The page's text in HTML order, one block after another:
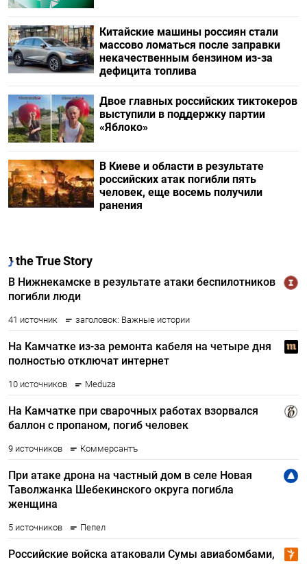
Китайские машины россиян стали
массово ломаться после заправки
некачественным бензином из-за
дефицита топлива
Двое главных российских тиктокеров
выступили в поддержку партии
«Яблоко»
В Киеве и области в результате
российских атак погибли пять
человек, еще восемь получили
ранения